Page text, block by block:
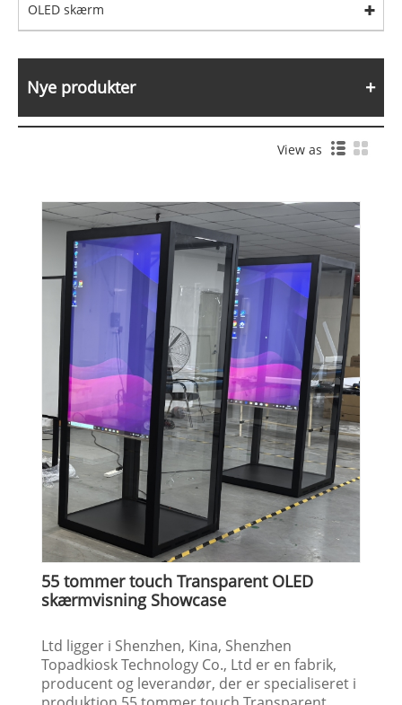
OLED skærm
Nye produkter
View as
55 tommer touch Transparent OLED
skærmvisning Showcase
Ltd ligger i Shenzhen, Kina, Shenzhen
Topadkiosk Technology Co., Ltd er en fabrik,
producent og leverandør, der er specialiseret i